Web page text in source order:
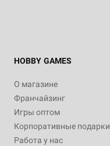
HOBBY GAMES
О магазине
Франчайзинг
Игры оптом
Корпоративные подарки
Работа у нас